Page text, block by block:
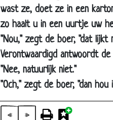
wast ze, doet ze in een
zo haalt u in een uurtje uw
"Nou," zegt de boer, "dat lijkt
Verontwaardigd antwoordt
"Nee, natuurlijk niet."
"Och," zegt de boer, "dan
« »
12 May 2000
Vrome
12 May 2000
Orgasme
12 May 2000
We zijn er
12 May 2000
De Fee
12 May 2000